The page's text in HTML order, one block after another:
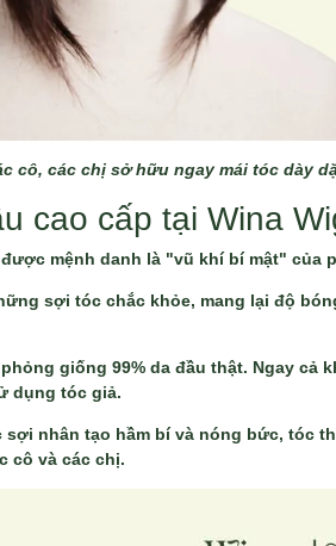
cô, các chị sở hữu ngay mái tóc dày
cao cấp tại Wina
mệnh danh là "vũ khí bí mật" của
sợi tóc chắc khỏe, mang lại độ
giống 99% da đầu thật. Ngay cả
dụng tóc giả.
nhân tạo hầm bí và nóng bức, tóc
cô và các chị.